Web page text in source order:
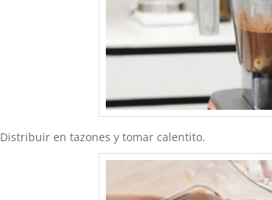
Distribuir en tazones y tomar calentito.